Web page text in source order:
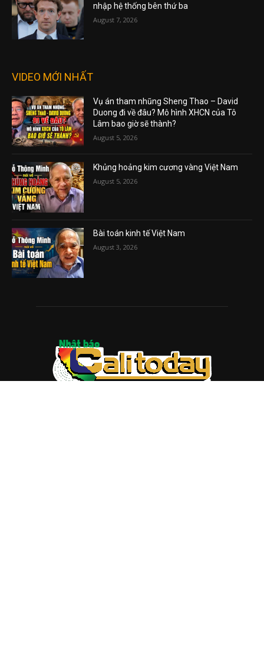
nhập hệ thống bên thứ ba
August 7, 2026
VIDEO MỚI NHẤT
Vụ án tham nhũng Sheng Thao – David
Duong đi về đâu? Mô hình XHCN của Tô
Lâm bao giờ sẽ thành?
August 5, 2026
Khủng hoảng kim cương vàng Việt Nam
August 5, 2026
Bài toán kinh tế Việt Nam
August 3, 2026